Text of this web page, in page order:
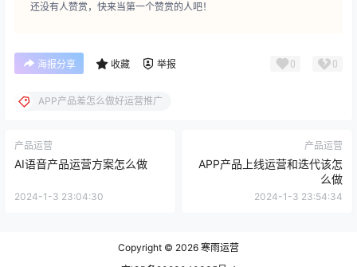
还没有人赞赏，快来当第一个赞赏的人吧！
海报分享 收藏 举报 0 0
APP产品差怎么做好运营推广
产品运营
AI语音产品运营方案怎么做
2024-1-3 23:04:30
产品运营
APP产品上线运营和迭代该怎
么做
2024-1-3 23:54:34
Copyright © 2026 寒雨运营